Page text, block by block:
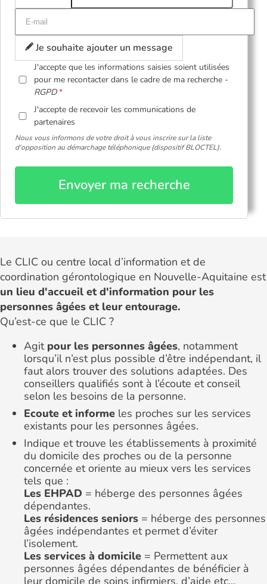
Je souhaite ajouter un message
J'accepte que les informations saisies soient utilisées
pour me recontacter dans le cadre de ma recherche -
RGPD
J'accepte de recevoir les communications de
partenaires
Nous vous informons de votre droit à vous inscrire sur la liste
d'opposition au démarchage téléphonique (dispositif BLOCTEL).
Envoyer ma recherche
Le CLIC ou centre local d’information et de
coordination gérontologique en Nouvelle-Aquitaine est
un lieu d'accueil et d'information pour les
personnes âgées et leur entourage.
Qu’est-ce que le CLIC ?
Agit pour les personnes âgées, notamment
lorsqu’il n’est plus possible d’être indépendant, il
faut alors trouver des solutions adaptées. Des
conseillers qualifiés sont à l’écoute et conseil
selon les besoins de la personne.
Ecoute et informe les proches sur les services
existants pour les personnes âgées.
Indique et trouve les établissements à proximité
du domicile des proches ou de la personne
concernée et oriente au mieux vers les services
tels que :
Les EHPAD = héberge des personnes âgées
dépendantes.
Les résidences seniors = héberge des personnes
âgées indépendantes et permet d’éviter
l’isolement.
Les services à domicile = Permettent aux
personnes âgées dépendantes de bénéficier à
leur domicile de soins infirmiers, d’aide etc…